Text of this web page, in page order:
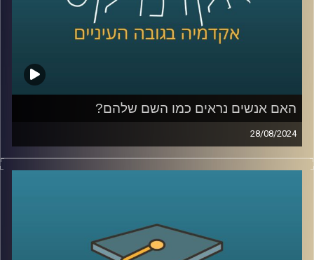
קרדיט תמונות:AudioVersity
האם אנשים נראים כמו השם שלהם?
28/08/2024
מה משפיע עלינו יותר? הסביבה או התורשה?
מדובר בויכוח עתיק למדי עם המון דעות ומחקרים לכאן ולכאן.
שהיא יכולה לשנות אפילו את מראה הפנים שלנו.
אז על זה ועוד תדבר איתנו היום ד״ר יונת צוובנר, בית ספר
אריסון למנהל עסקים, אוניברסיטת רייכמן.